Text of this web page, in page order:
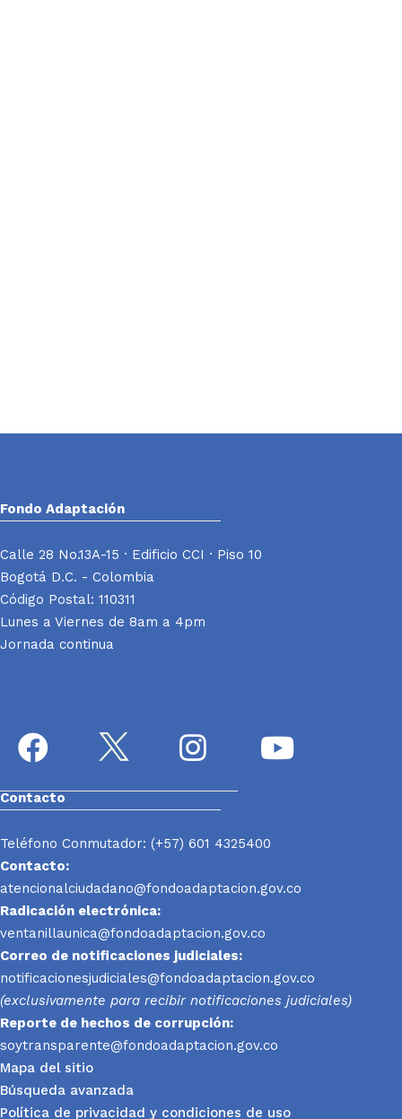
Fondo Adaptación
Calle 28 No.13A-15 · Edificio CCI · Piso 10
Bogotá D.C. - Colombia
Código Postal: 110311
Lunes a Viernes de 8am a 4pm
Jornada continua
Contacto
Teléfono Conmutador: (+57) 601 4325400
Contacto:
atencionalciudadano@fondoadaptacion.gov.co
Radicación electrónica:
ventanillaunica@fondoadaptacion.gov.co
Correo de notificaciones judiciales:
notificacionesjudiciales@fondoadaptacion.gov.co
(exclusivamente para recibir notificaciones judiciales)
Reporte de hechos de corrupción:
soytransparente@fondoadaptacion.gov.co
Mapa del sitio
Búsqueda avanzada
Política de privacidad y condiciones de uso